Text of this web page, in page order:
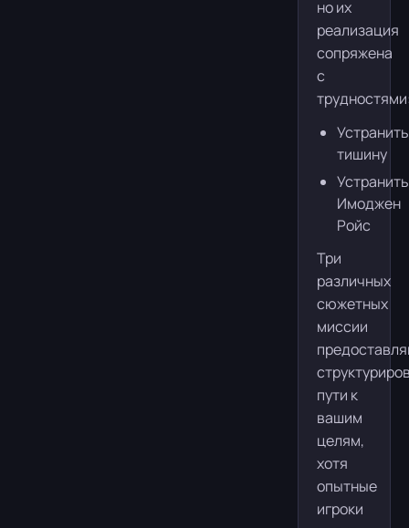
но их
реализация
сопряжена
с
Устранить
тишину
Устранить
Имоджен
Ройс
Три
различных
сюжетных
миссии
пути к
вашим
целям,
хотя
опытные
игроки